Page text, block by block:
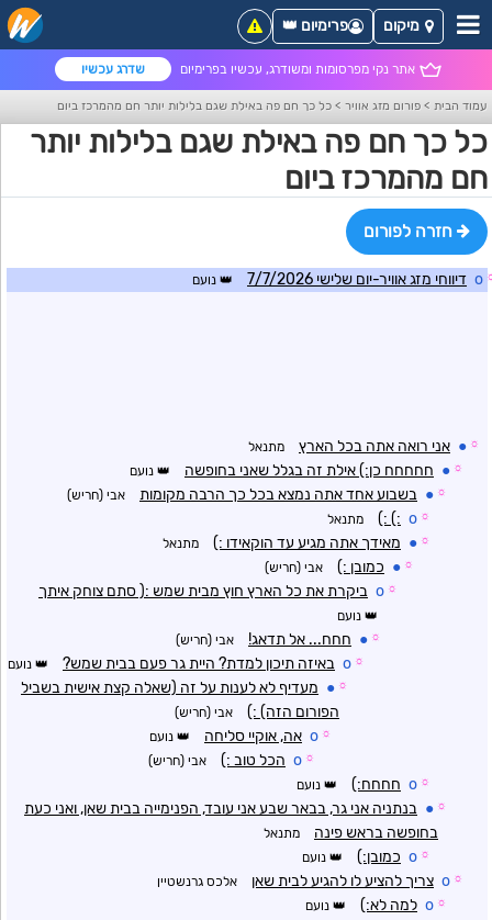
אתר נקי מפרסומות ומשודרג, עכשיו בפרימיום שדרג עכשיו
מיקום פרימיום 👑
עמוד הבית > פורום מזג אוויר > כל כך חם פה באילת שגם בלילות יותר חם מהמרכז ביום
כל כך חם פה באילת שגם בלילות יותר
חם מהמרכז ביום
חזרה לפורום
o דיווחי מזג אוויר-יום שלישי 7/7/2026 נועם
☼
● אני רואה אתה בכל הארץ מתנאל
☼
● חחחחח כן:) אילת זה בגלל שאני בחופשה נועם
☼
● בשבוע אחד אתה נמצא בכל כך הרבה מקומות אבי (חריש)
☼
o
:) :) מתנאל
☼
● מאידך אתה מגיע עד הוקאידו :) מתנאל
☼
● כמובן :) אבי (חריש)
☼
o ביקרת את כל הארץ חוץ מבית שמש :( סתם צוחק איתך
נועם
☼
● חחח... אל תדאג! אבי (חריש)
☼
o באיזה תיכון למדת? היית גר פעם בבית שמש? נועם
☼
● מעדיף לא לענות על זה (שאלה קצת אישית בשביל
הפורום הזה) :)
אבי (חריש)
☼
o אה, אוקיי סליחה נועם
☼
o הכל טוב :) אבי (חריש)
☼
o חחחח:) נועם
☼
● בנתניה אני גר, בבאר שבע אני עובד, הפנימייה בבית שאן, ואני כעת
בחופשה בראש פינה
מתנאל
☼
o כמובן:) נועם
☼
o צריך להציע לו להגיע לבית שאן אלכס גרנשטיין
☼
o למה לא:) נועם